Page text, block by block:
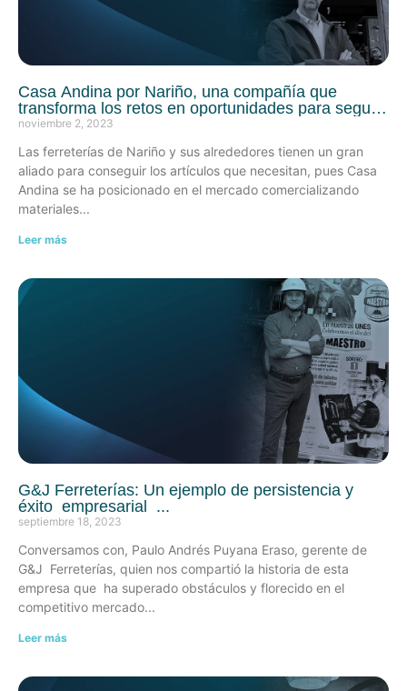
Casa Andina por Nariño, una compañía que
transforma los retos en oportunidades para seguir
creciendo
noviembre 2, 2023
Las ferreterías de Nariño y sus alrededores tienen un gran
aliado para conseguir los artículos que necesitan, pues Casa
Andina se ha posicionado en el mercado comercializando
materiales
Leer más
G&J Ferreterías: Un ejemplo de persistencia y
éxito empresarial
septiembre 18, 2023
Conversamos con, Paulo Andrés Puyana Eraso, gerente de
G&J Ferreterías, quien nos compartió la historia de esta
empresa que ha superado obstáculos y florecido en el
competitivo mercado
Leer más